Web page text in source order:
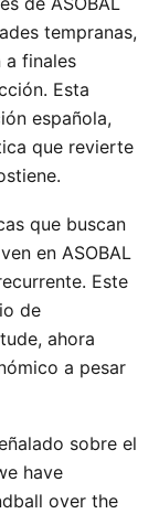
tempranas,
a finales
Esta
española,
que revierte
que buscan
en ASOBAL
Este
de
ahora
a pesar
sobre el
have
over the